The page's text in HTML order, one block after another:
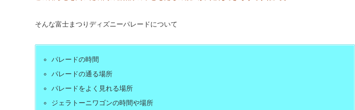
そんな富士まつりディズニーパレードについて
パレードの時間
パレードの通る場所
パレードをよく見れる場所
ジェラトーニワゴンの時間や場所